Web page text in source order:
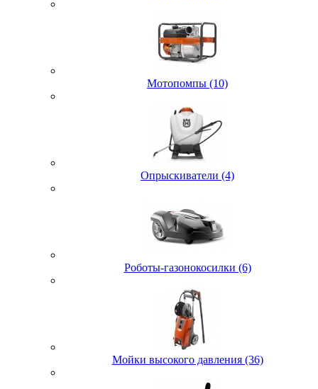
Мотопомпы (10)
Опрыскиватели (4)
Роботы-газонокосилки (6)
Мойки высокого давления (36)